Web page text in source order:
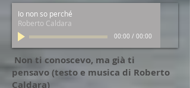
Io non so perché
Roberto Caldara
00:00 / 00:00
Non ti conoscevo, ma già ti
pensavo (testo e musica di Roberto
Caldara)